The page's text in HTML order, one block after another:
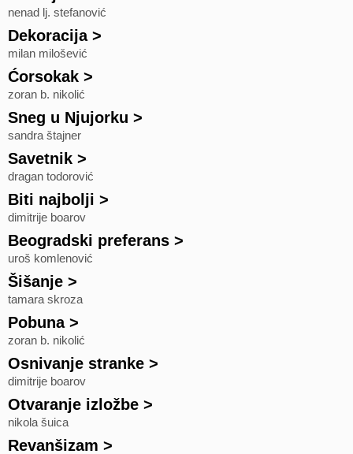
nenad lj. stefanović
Dekoracija>
milan milošević
Ćorsokak >
zoran b. nikolić
Sneg u Njujorku >
sandra štajner
Savetnik >
dragan todorović
Biti najbolji >
dimitrije boarov
Beogradski preferans >
uroš komlenović
Šišanje >
tamara skroza
Pobuna>
zoran b. nikolić
Osnivanje stranke >
dimitrije boarov
Otvaranje izložbe >
nikola šuica
Revanšizam >